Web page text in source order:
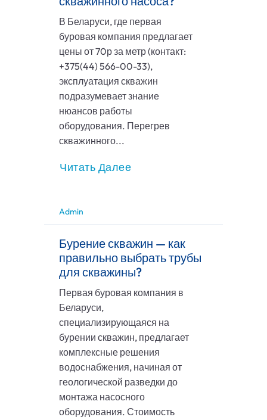
В Беларуси, где первая
буровая компания предлагает
цены от 70р за метр (контакт:
+375(44) 566-00-33),
эксплуатация скважин
подразумевает знание
нюансов работы
оборудования. Перегрев
скважинного...
Читать Далее
Admin
Бурение скважин — как
правильно выбрать трубы
для скважины?
Первая буровая компания в
Беларуси,
специализирующаяся на
бурении скважин, предлагает
комплексные решения
водоснабжения, начиная от
геологической разведки до
монтажа насосного
оборудования. Стоимость